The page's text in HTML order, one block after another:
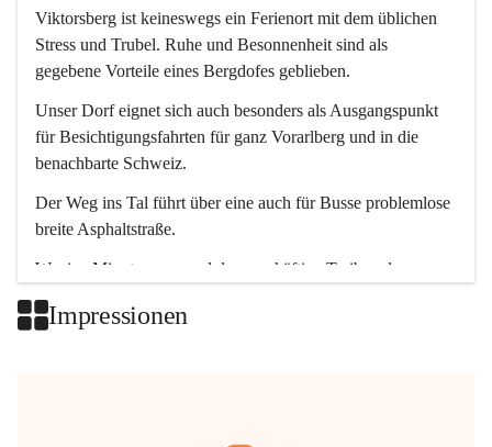
Viktorsberg ist keineswegs ein Ferienort mit dem üblichen
Stress und Trubel. Ruhe und Besonnenheit sind als
gegebene Vorteile eines Bergdofes geblieben.
Unser Dorf eignet sich auch besonders als Ausgangspunkt
für Besichtigungsfahrten für ganz Vorarlberg und in die
benachbarte Schweiz.
Der Weg ins Tal führt über eine auch für Busse problemlose
breite Asphaltstraße.
Wenige Minuten nur, und das geschäftige Treiben der
Impressionen